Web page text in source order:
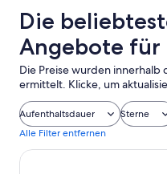
Die
Angebote für
Die Preise wurden
ermittelt. Klicke, um
Aufenthaltsdauer Sterne
Alle Filter entfernen
roomz Vienna Prater